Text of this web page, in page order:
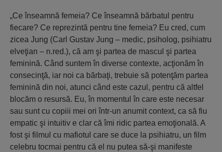
„Ce înseamnă femeia? Ce înseamnă bărbatul pentru
fiecare? Ce reprezintă pentru tine femeia? Eu cred, cum
zicea Jung (Carl Gustav Jung – medic, psiholog, psihiatru
elveţian – n.red.), că am şi partea de mascul şi partea
feminină. Când suntem în diverse contexte, acţionăm în
consecinţă, iar noi ca bărbaţi, trebuie să potenţăm partea
feminină din noi, atunci când este cazul, pentru că altfel
blocăm o resursă. Eu, în momentul în care este necesar
sau sunt cu copiii mei ori într-un anumit context, ca să fiu
empatic şi intuitiv e clar că îmi ridic partea emoţională. A
fost şi filmul cu mafiotul care se duce la psihiatru, un film
celebru tocmai pentru că el nu putea să-şi manifeste